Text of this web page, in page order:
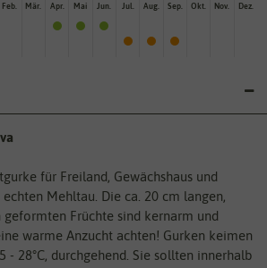
Feb. Mär. Apr. Mai Jun. Jul. Aug. Sep. Okt. Nov. Dez.
für Freiland, Gewächshaus und
Mehltau. Die ca. 20 cm langen,
geformten Früchte sind kernarm und
warme Anzucht achten! Gurken keimen
- 28°C, durchgehend. Sie sollten innerhalb